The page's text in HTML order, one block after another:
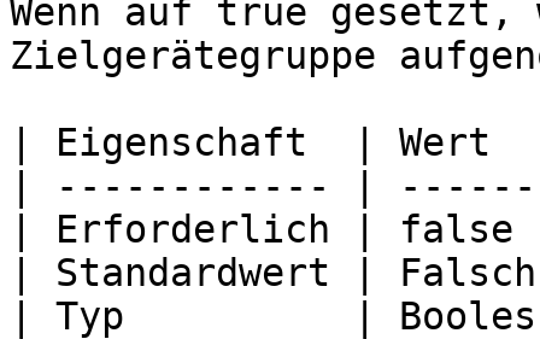
Wenn auf true gesetzt,
Zielgerätegruppe
| Eigenschaft  |
| ------------ |
| Erforderlich |
| Standardwert |
| Typ          |